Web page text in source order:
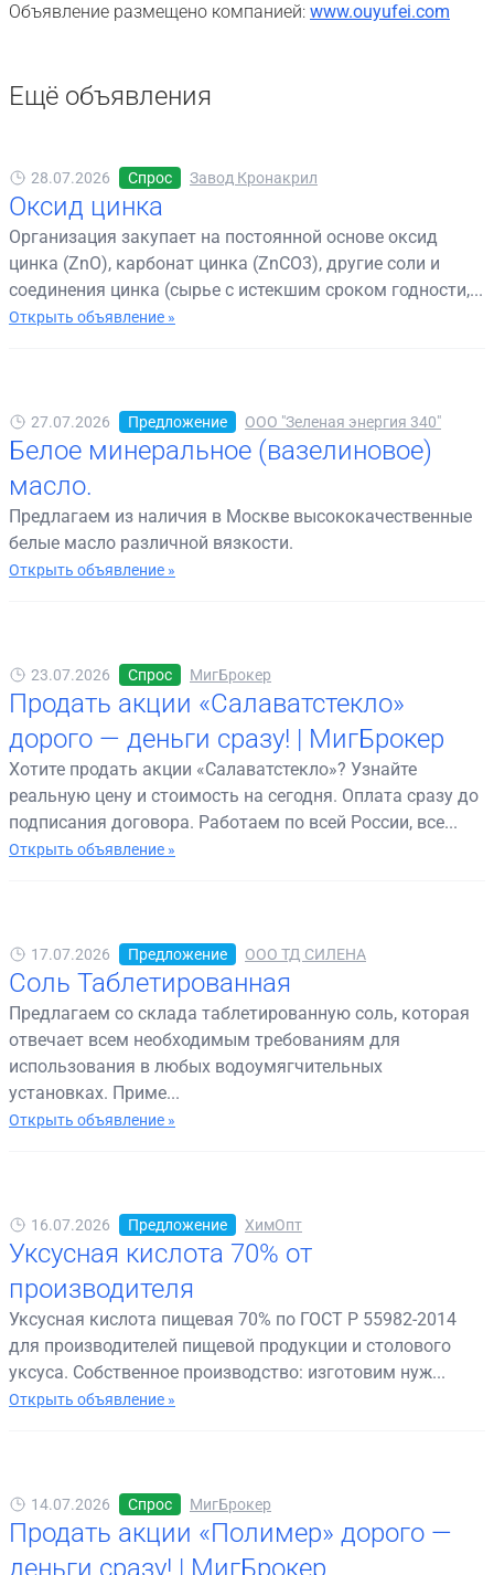
Объявление размещено компанией: www.ouyufei.com
Ещё объявления
28.07.2026 Спрос Завод Кронакрил
Оксид цинка
Организация закупает на постоянной основе оксид
цинка (ZnO), карбонат цинка (ZnCO3), другие соли и
соединения цинка (сырье с истекшим сроком годности,...
Открыть объявление »
27.07.2026 Предложение ООО "Зеленая энергия 340"
Белое минеральное (вазелиновое)
масло.
Предлагаем из наличия в Москве высококачественные
белые масло различной вязкости.
Открыть объявление »
23.07.2026 Спрос МигБрокер
Продать акции «Салаватстекло»
дорого — деньги сразу! | МигБрокер
Хотите продать акции «Салаватстекло»? Узнайте
реальную цену и стоимость на сегодня. Оплата сразу до
подписания договора. Работаем по всей России, все...
Открыть объявление »
17.07.2026 Предложение ООО ТД СИЛЕНА
Соль Таблетированная
Предлагаем со склада таблетированную соль, которая
отвечает всем необходимым требованиям для
использования в любых водоумягчительных
установках. Приме...
Открыть объявление »
16.07.2026 Предложение ХимОпт
Уксусная кислота 70% от
производителя
Уксусная кислота пищевая 70% по ГОСТ Р 55982-2014
для производителей пищевой продукции и столового
уксуса. Собственное производство: изготовим нуж...
Открыть объявление »
14.07.2026 Спрос МигБрокер
Продать акции «Полимер» дорого —
деньги сразу! | МигБрокер